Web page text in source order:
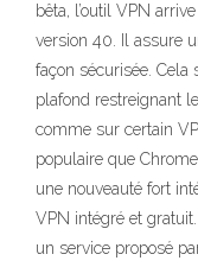
bêta, l’outil VPN
version 40. Il assure
façon sécurisée. Cela
plafond restreignant
comme sur certain
populaire que
une nouveauté fort
VPN intégré et
un service proposé